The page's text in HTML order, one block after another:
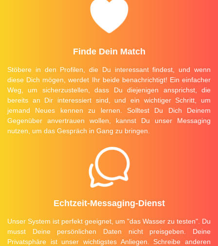
Finde Dein Match
Stöbere in den Profilen, die Du interessant findest, und wenn
diese Dich mögen, werdet Ihr beide benachrichtigt! Ein einfacher
Weg, um sicherzustellen, dass Du diejenigen ansprichst, die
bereits an Dir interessiert sind, und ein wichtiger Schritt, um
jemand Neues kennen zu lernen. Solltest Du Dich Deinem
Gegenüber anvertrauen wollen, kannst Du unser Messaging
nutzen, um das Gespräch in Gang zu bringen.
Echtzeit-Messaging-Dienst
Unser System ist perfekt geeignet, um "das Wasser zu testen". Du
musst Deine persönlichen Daten nicht preisgeben. Deine
Privatsphäre ist unser wichtigstes Anliegen. Schreibe anderen